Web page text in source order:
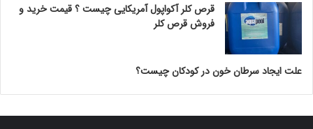
قرص کلر آکواپول آمریکایی چیست ؟ قیمت خرید و
فروش قرص کلر
علت ایجاد سرطان خون در کودکان چیست؟